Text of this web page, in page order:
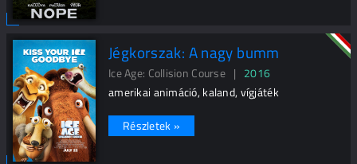
Jégkorszak: A nagy bumm
Ice Age: Collision Course | 2016
amerikai animáció, kaland, vígjáték
Részletek »